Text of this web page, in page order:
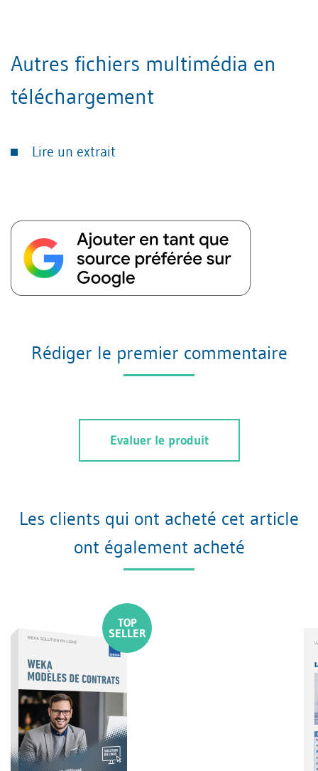
Autres fichiers multimédia en
téléchargement
Lire un extrait
Rédiger le premier commentaire
Evaluer le produit
Les clients qui ont acheté cet article
ont également acheté